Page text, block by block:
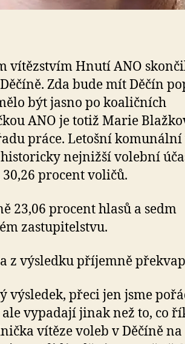
vítězstvím Hnutí ANO
Zda bude mít Děčín
být jasno po koaličních
ANO je totiž Marie
práce. Letošní
nejnižší volební
procent voličů.
23,06 procent hlasů a sedm
zastupitelstvu.
z výsledku příjemně
výsledek, přeci jen jsme
vypadají jinak než to, co
vítěze voleb v Děčíně na